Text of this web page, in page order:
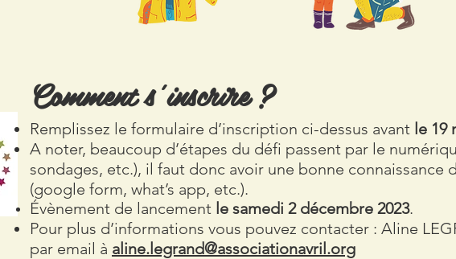
Comment s’inscrire ?
Remplissez le formulaire d’inscription ci-dessus avant le 19
A noter, beaucoup d’étapes du défi passent par le
sondages, etc.), il faut donc avoir une bonne connaissance
(google form, what’s app, etc.).
Évènement de lancement le samedi 2 décembre 2023.
Pour plus d’informations vous pouvez contacter : Aline
par email à aline.legrand@associationavril.org